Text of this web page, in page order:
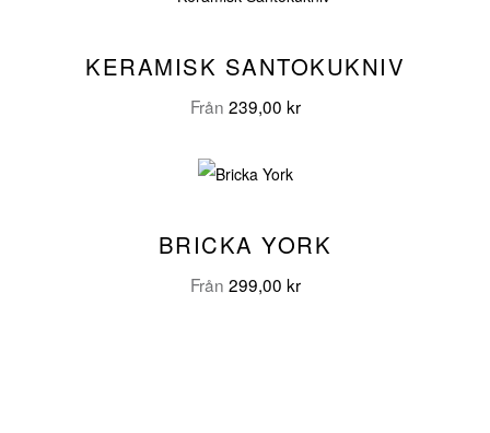
KERAMISK SANTOKUKNIV
Från 239,00 kr
BRICKA YORK
Från 299,00 kr